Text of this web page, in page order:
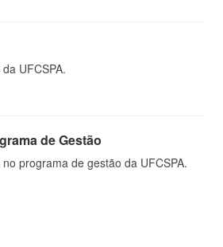
UFCSPA.
de Gestão
programa de gestão da UFCSPA.